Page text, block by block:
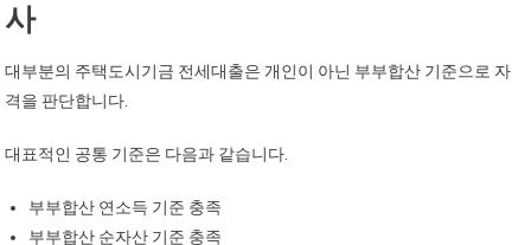
사
대부분의 주택도시기금 전세대출은 개인이 아닌 부부합산 기준으로 자
격을 판단합니다.
대표적인 공통 기준은 다음과 같습니다.
부부합산 연소득 기준 충족
부부합산 순자산 기준 충족